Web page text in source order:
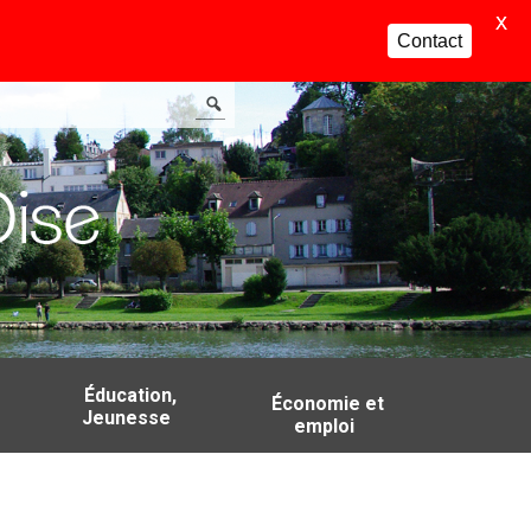
Éducation,
Jeunesse
Économie et
emploi
Contact
X